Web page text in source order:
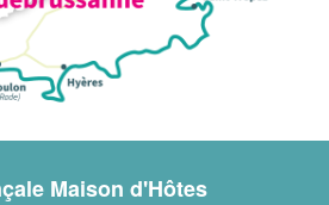
Maison d'Hôtes